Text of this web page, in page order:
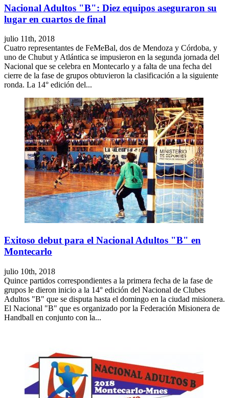
Nacional Adultos "B": Diez equipos aseguraron su
lugar en cuartos de final
julio 11th, 2018
Cuatro representantes de FeMeBal, dos de Mendoza y Córdoba, y
uno de Chubut y Atlántica se impusieron en la segunda jornada del
Nacional que se celebra en Montecarlo y a falta de una fecha del
cierre de la fase de grupos obtuvieron la clasificación a la siguiente
ronda. La 14° edición del...
Exitoso debut para el Nacional Adultos "B" en
Montecarlo
julio 10th, 2018
Quince partidos correspondientes a la primera fecha de la fase de
grupos le dieron inicio a la 14° edición del Nacional de Clubes
Adultos "B" que se disputa hasta el domingo en la ciudad misionera.
El Nacional "B" que es organizado por la Federación Misionera de
Handball en conjunto con la...